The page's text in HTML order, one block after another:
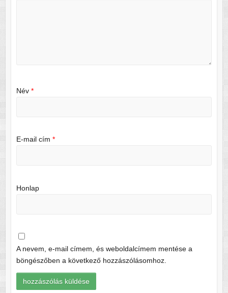
Név *
E-mail cím *
Honlap
A nevem, e-mail címem, és weboldalcímem mentése a
böngészőben a következő hozzászólásomhoz.